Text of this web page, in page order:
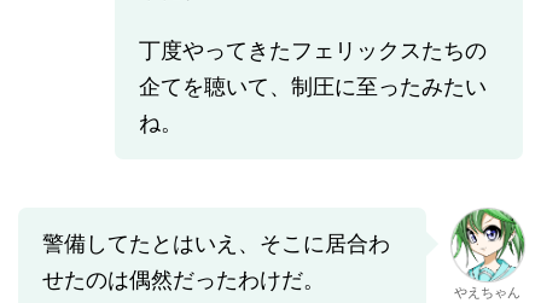
丁度やってきたフェリックスたちの
企てを聴いて、制圧に至ったみたい
ね。
警備してたとはいえ、そこに居合わ
せたのは偶然だったわけだ。
やえちゃん